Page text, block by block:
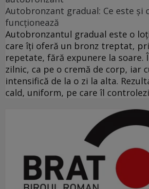
Autobronzant gradual: Ce este și
funcționează
Autobronzantul gradual este o
care îți oferă un bronz treptat,
repetate, fără expunere la soare.
zilnic, ca pe o cremă de corp, iar
intensifică de la o zi la alta.
cald, uniform, pe care îl